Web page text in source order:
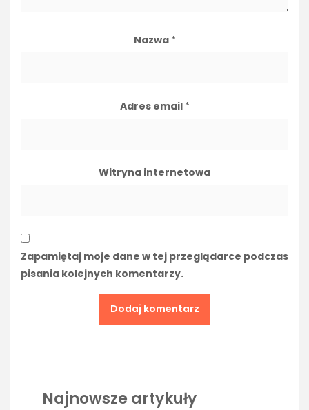
Nazwa *
Adres email *
Witryna internetowa
Zapamiętaj moje dane w tej przeglądarce podczas
pisania kolejnych komentarzy.
Najnowsze artykuły